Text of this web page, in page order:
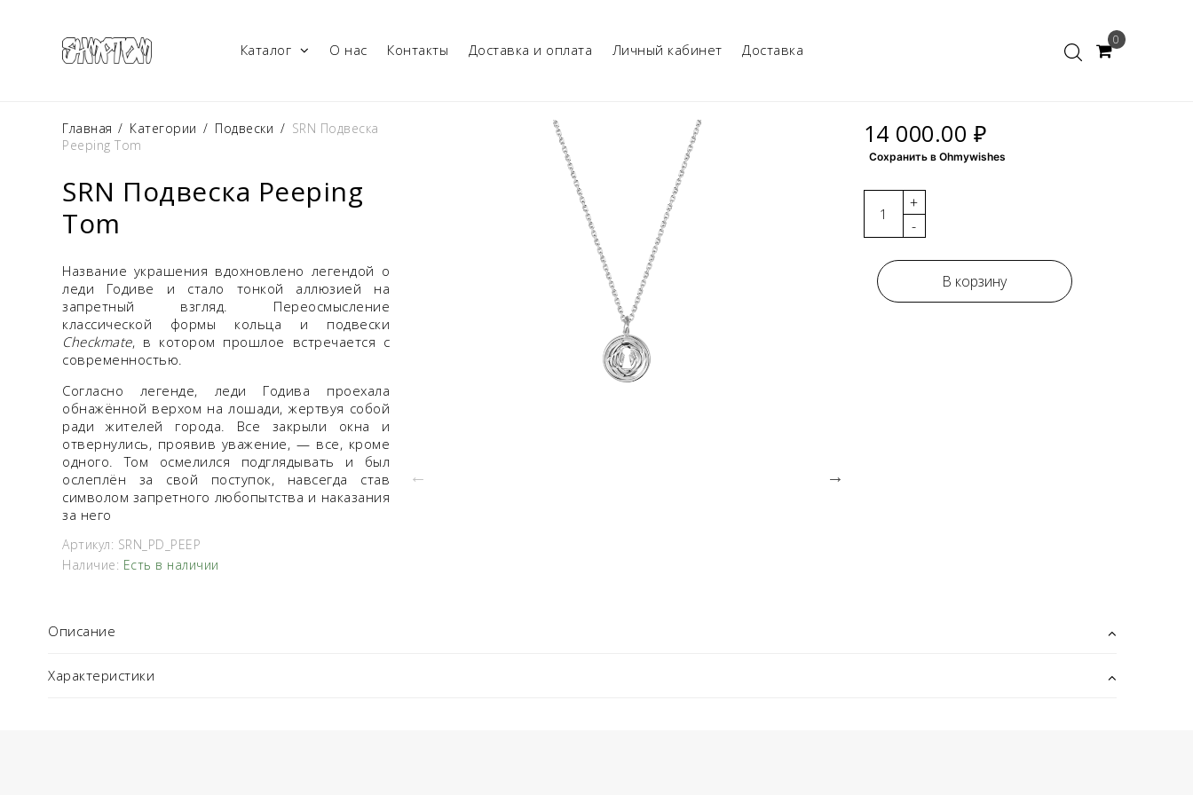
Каталог О нас Контакты Доставка и оплата Личный кабинет Доставка
0
Главная / Категории / Подвески / SRN Подвеска
Peeping Tom
SRN Подвеска Peeping
Tom
Название украшения вдохновлено легендой о
леди Годиве и стало тонкой аллюзией на
запретный взгляд. Переосмысление
классической формы кольца и подвески
Checkmate, в котором прошлое встречается с
современностью.
Согласно легенде, леди Годива проехала
обнажённой верхом на лошади, жертвуя собой
ради жителей города. Все закрыли окна и
отвернулись, проявив уважение, — все, кроме
одного. Том осмелился подглядывать и был
ослеплён за свой поступок, навсегда став
символом запретного любопытства и наказания
за него
Артикул: SRN_PD_PEEP
Наличие: Есть в наличии
14 000.00 ₽
Сохранить в Ohmywishes
-
+
В корзину
Описание
Характеристики